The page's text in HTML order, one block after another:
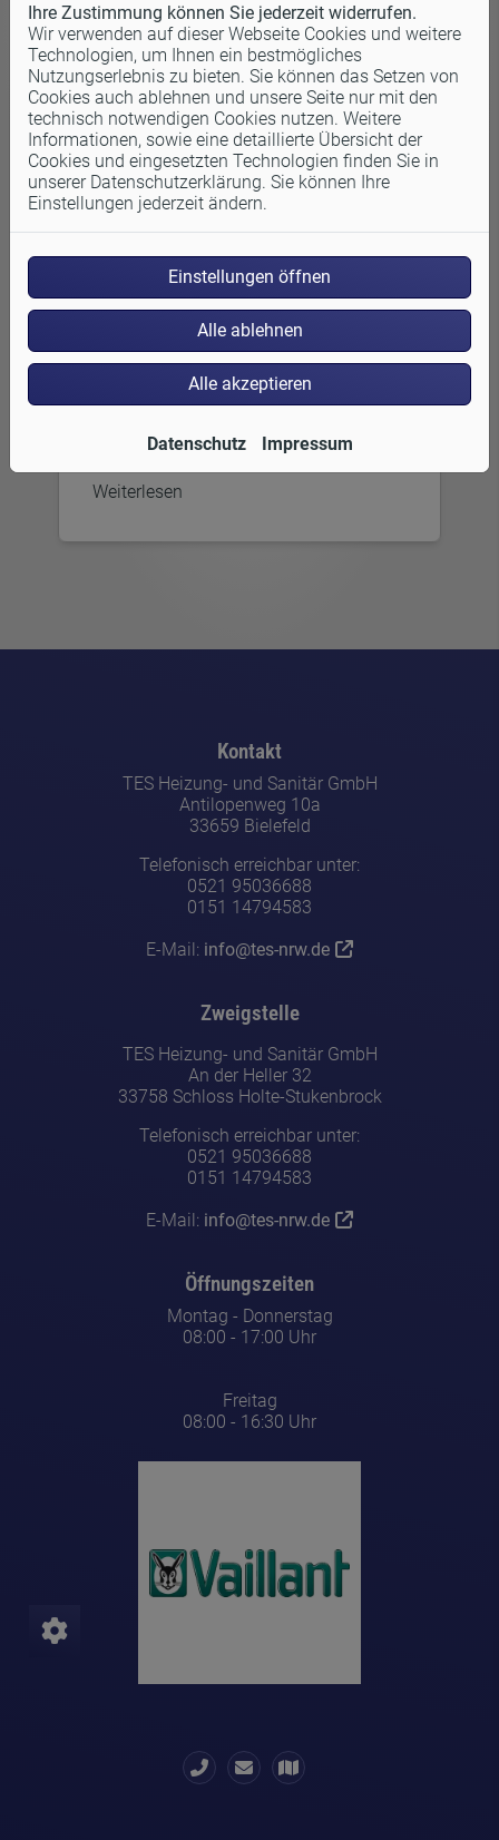
Versicherungsschäden
Bevor Versicherungsschäden wie ein
Wasserrohrbruch, ein
Elementarschaden oder Ähnliches
das Okay Ihrer Versicherung.
Weiterlesen
Kontakt
TES Heizung- und Sanitär GmbH
Antilopenweg 10a
33659 Bielefeld
Telefonisch erreichbar unter:
0521 95036688
0151 14794583
E-Mail: info@tes-nrw.de
Zweigstelle
TES Heizung- und Sanitär GmbH
An der Heller 32
33758 Schloss Holte-Stukenbrock
Telefonisch erreichbar unter:
0521 95036688
0151 14794583
E-Mail: info@tes-nrw.de
Öffnungszeiten
Montag - Donnerstag
08:00 - 17:00 Uhr
Freitag
08:00 - 16:30 Uhr
Ihre Zustimmung können Sie jederzeit widerrufen.
Wir verwenden auf dieser Webseite Cookies und weitere
Technologien, um Ihnen ein bestmögliches
Nutzungserlebnis zu bieten. Sie können das Setzen von
Cookies auch ablehnen und unsere Seite nur mit den
technisch notwendigen Cookies nutzen. Weitere
Informationen, sowie eine detaillierte Übersicht der
Cookies und eingesetzten Technologien finden Sie in
unserer Datenschutzerklärung. Sie können Ihre
Einstellungen jederzeit ändern.
Einstellungen öffnen
Alle ablehnen
Alle akzeptieren
Datenschutz Impressum